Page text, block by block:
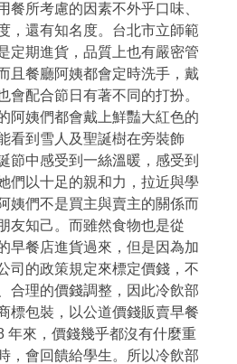
所考慮的因素不外乎口味、
，還有知名度。台北市立師範
定期進貨，品質上也有嚴密管
且餐廳阿姨都會定時洗手，戴
會配合節日有著不同的打扮。
阿姨們都會戴上鮮豔大紅色的
看到雪人及聖誕樹在旁裝飾
節中感受到一絲溫暖，感受到
們以十足的親和力，拉近與學
姨們不是買主與賣主的關係而
友知己。而雖然食物也是從
早餐店進貨過來，但是因為加
司的政策規定來標定價錢，不
合理的價錢調整，因此冷飲部
標包裝，以公道價錢販賣早餐
年來，價錢幾乎都沒有什麼重
，會回饋給學生。所以冷飲部